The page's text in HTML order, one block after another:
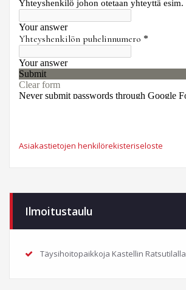
Asiakastietojen henkilörekisteriseloste
Ilmoitustaulu
Täysihoitopaikkoja Kastellin Ratsutilalla